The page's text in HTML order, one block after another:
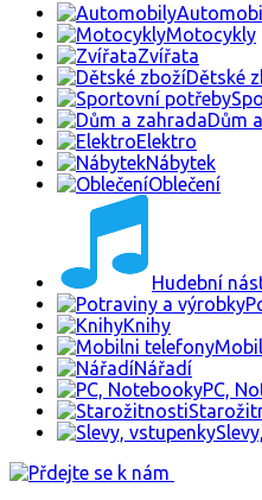
Motocykly
Zvířata
Dětské
Dům
Elektro
Nábytek
Oblečení
Hudební
Knihy
Nářadí
PC,